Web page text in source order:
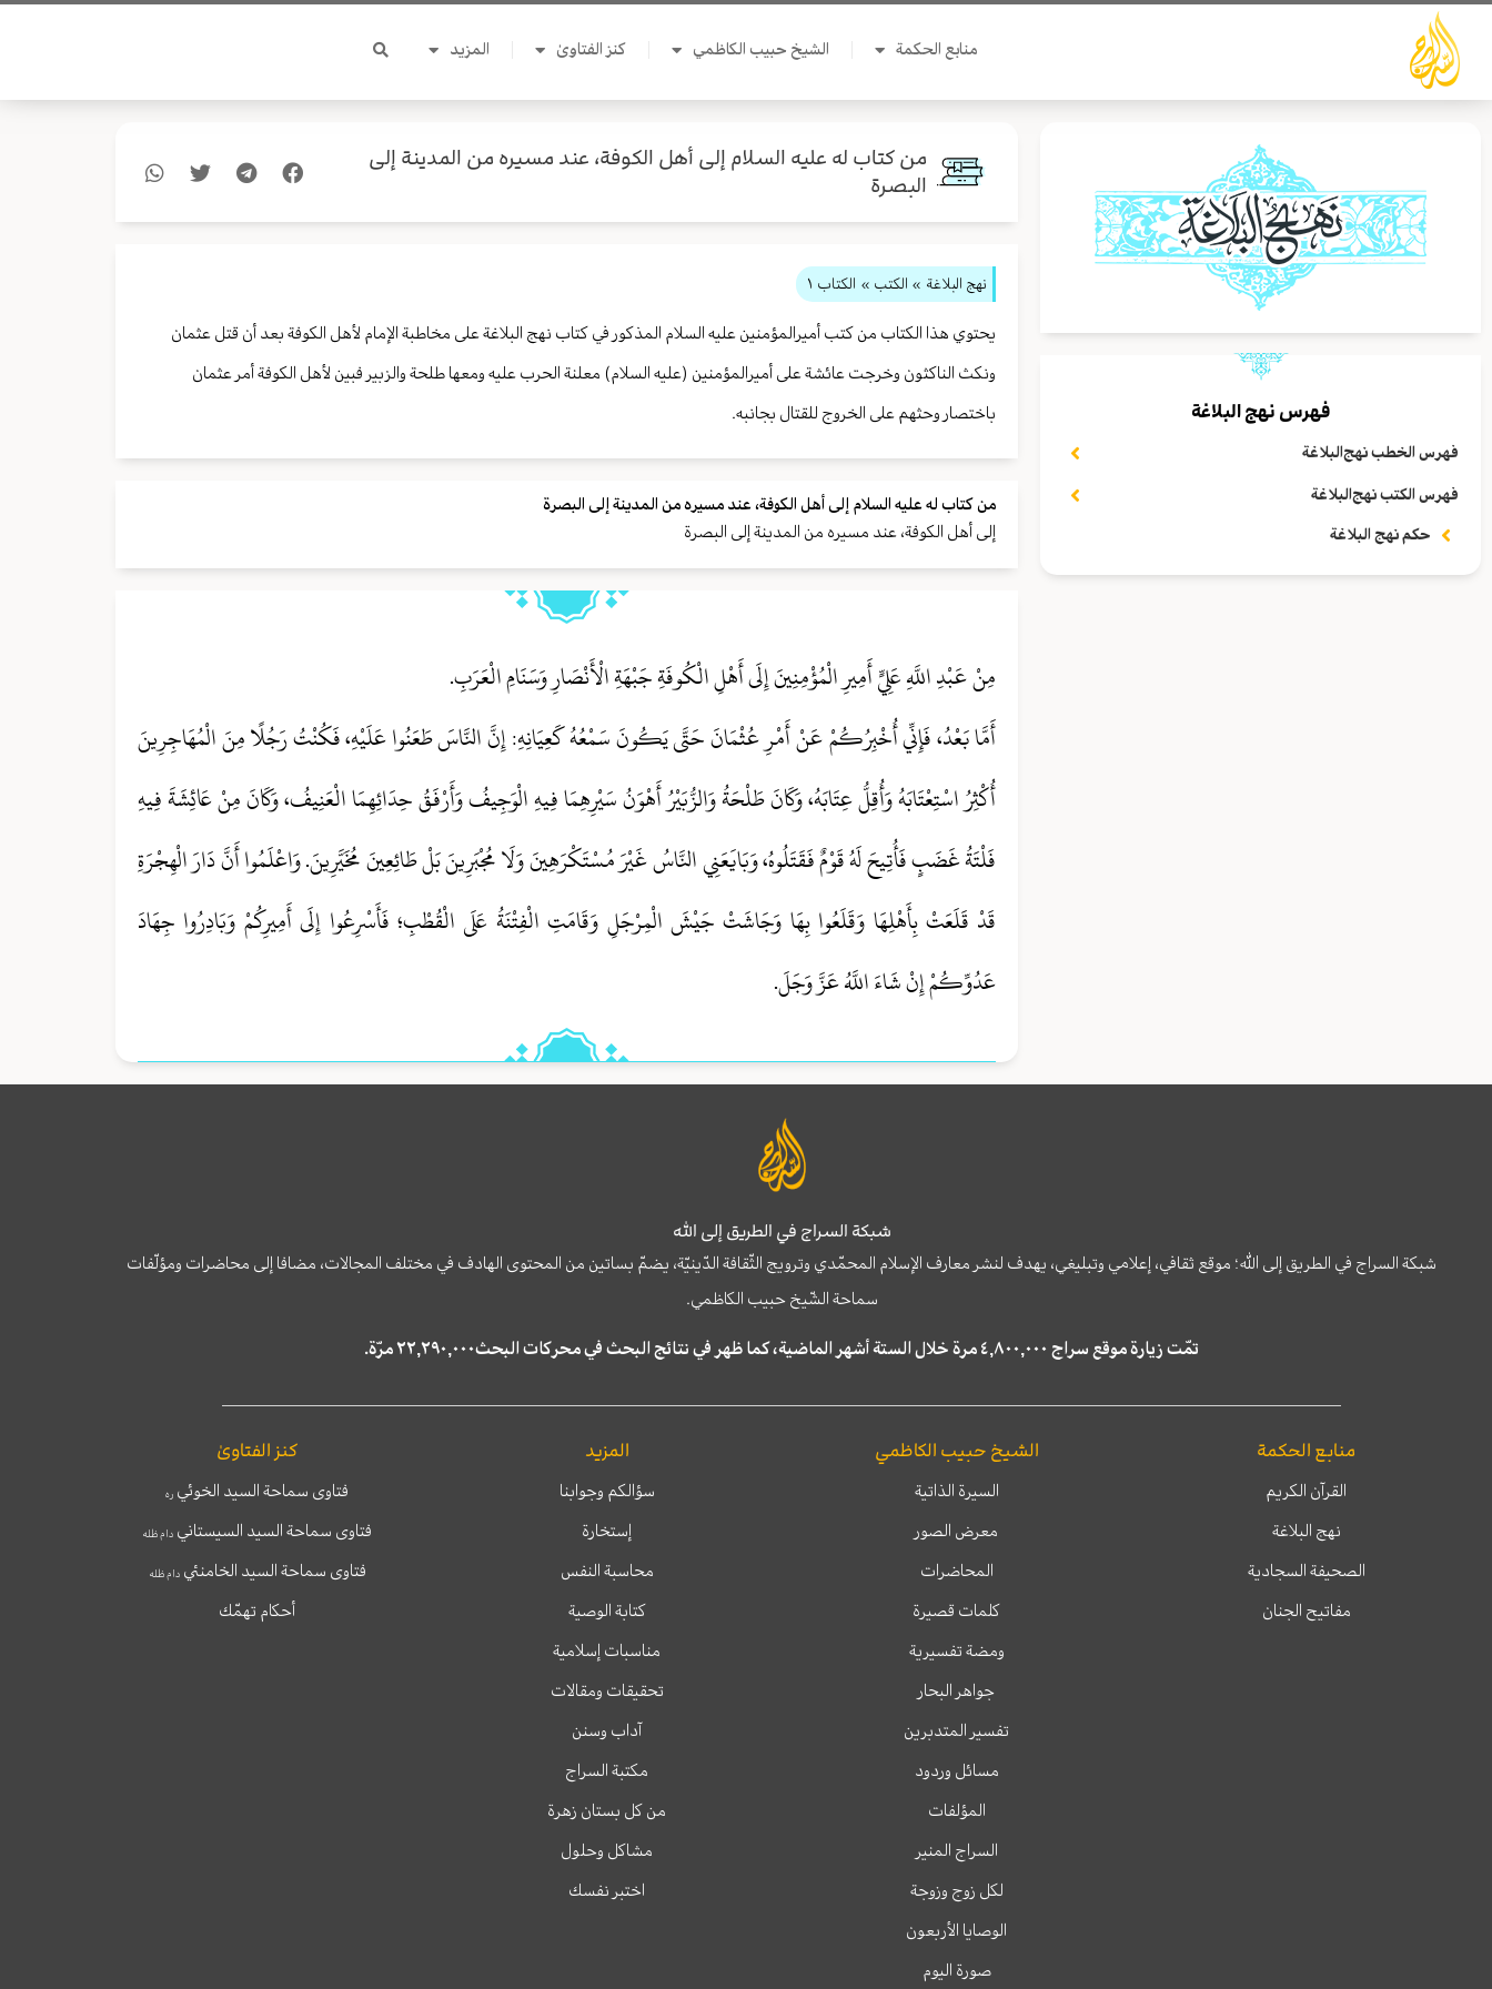
تخطي
المحتوى
منابع الحكمة الشيخ حبيب الكاظمي كنز الفتاوىٰ المزيد
فهرس نهج البلاغة
فهرس الخطب نهج‌البلاغة
فهرس الكتب نهج‌البلاغة
حكم نهج البلاغة
من كتاب له عليه السلام إلى أهل الكوفة، عند مسيره من المدينة إلى
البصرة
نهج البلاغة » الكتب » الكتاب ١
يحتوي هذا الكتاب من كتب أميرالمؤمنين عليه السلام المذكور في كتاب نهج البلاغة على مخاطبة الإمام لأهل الكوفة بعد أن قتل عثمان
ونكث الناكثون وخرجت عائشة على أميرالمؤمنين (عليه السلام) معلنة الحرب عليه ومعها طلحة والزبير فبين لأهل الكوفة أمر عثمان
باختصار وحثهم على الخروج للقتال بجانبه.
من كتاب له عليه السلام إلى أهل الكوفة، عند مسيره من المدينة إلى البصرة
إلى أهل الكوفة، عند مسيره من المدينة إلى البصرة
مِنْ عَبْدِ اللَّهِ عَلِيٍّ أَمِيرِ الْمُؤْمِنِينَ إِلَى أَهْلِ الْكُوفَةِ جَبْهَةِ الْأَنْصَارِ وَسَنَامِ الْعَرَبِ.
أَمَّا بَعْدُ، فَإِنِّي أُخْبِرُكُمْ عَنْ أَمْرِ عُثْمَانَ حَتَّى يَكُونَ سَمْعُهُ كَعِيَانِهِ: إِنَّ النَّاسَ طَعَنُوا عَلَيْهِ، فَكُنْتُ رَجُلًا مِنَ الْمُهَاجِرِينَ
أُكْثِرُ اسْتِعْتَابَهُ وَأُقِلُّ عِتَابَهُ، وَكَانَ طَلْحَةُ وَالزُّبَيْرُ أَهْوَنُ سَيْرِهِمَا فِيهِ الْوَجِيفُ وَأَرْفَقُ حِدَائِهِمَا الْعَنِيفُ، وَكَانَ مِنْ عَائِشَةَ فِيهِ
فَلْتَةُ غَضَبٍ فَأُتِيحَ لَهُ قَوْمٌ فَقَتَلُوهُ، وَبَايَعَنِي النَّاسُ غَيْرَ مُسْتَكْرَهِينَ وَلَا مُجْبَرِينَ بَلْ طَائِعِينَ مُخَيَّرِينَ. وَاعْلَمُوا أَنَّ دَارَ الْهِجْرَةِ
قَدْ قَلَعَتْ بِأَهْلِهَا وَقَلَعُوا بِهَا وَجَاشَتْ جَيْشَ الْمِرْجَلِ وَقَامَتِ الْفِتْنَةُ عَلَى الْقُطْبِ؛ فَأَسْرِعُوا إِلَى أَمِيرِكُمْ وَبَادِرُوا جِهَادَ
عَدُوِّكُمْ إِنْ شَاءَ اللَّهُ عَزَّ وَجَلَ‏.
شبكة السراج في الطريق إلى الله
شبكة السراج في الطريق إلى الله؛ موقع ثقافي، إعلامي وتبليغي، يهدف لنشر معارف الإسلام المحمّدي وترويج الثّقافة الدّينيّة، يضمّ بساتين من المحتوى الهادف في مختلف المجالات، مضافا إلى محاضرات ومؤلّفات
سماحة الشّيخ حبيب الكاظمي.
تمّت زيارة موقع سراج ٤,٨٠٠,٠٠٠ مرة خلال الستة أشهر الماضية، كما ظهر في نتائج البحث في محركات البحث٢٢,٢٩٠,٠٠٠ مرّة.
منابع الحكمة
القرآن الكريم
نهج البلاغة
الصحيفة السجادية
مفاتيح الجنان
الشيخ حبيب الكاظمي
السيرة الذاتية
معرض الصور
المحاضرات
كلمات قصيرة
ومضة تفسيرية
جواهر البحار
تفسير المتدبرين
مسائل وردود
المؤلفات
السراج المنير
لكل زوج وزوجة
الوصايا الأربعون
صورة اليوم
المزيد
سؤالكم وجوابنا
إستخارة
محاسبة النفس
كتابة الوصية
مناسبات إسلامية
تحقيقات ومقالات
آداب وسنن
مكتبة السراج
من كل بستان زهرة
مشاكل وحلول
اختبر نفسك
كنز الفتاوىٰ
فتاوى سماحة السيد الخوئي ره
فتاوى سماحة السيد السيستاني دام ظله
فتاوى سماحة السيد الخامنئيدام ظله
أحكام تهمّك